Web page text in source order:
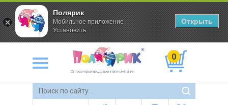
Оптово-производственная компания
0
Полярик
Мобильное приложение
Установить
Открыть